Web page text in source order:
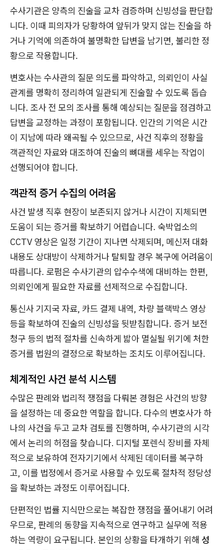
수사기관은 양측의 진술을 교차 검증하며 신빙성을 판단합
니다. 이때 피의자가 당황하여 앞뒤가 맞지 않는 진술을 하
거나 기억에 의존하여 불명확한 답변을 남기면, 불리한 정
황으로 작용합니다.
변호사는 수사관의 질문 의도를 파악하고, 의뢰인이 사실
관계를 명확히 정리하여 일관되게 진술할 수 있도록 돕습
니다. 조사 전 모의 조사를 통해 예상되는 질문을 점검하고
답변을 교정하는 과정이 포함됩니다. 인간의 기억은 시간
이 지남에 따라 왜곡될 수 있으므로, 사건 직후의 정황을
객관적인 자료와 대조하여 진술의 뼈대를 세우는 작업이
선행되어야 합니다.
객관적 증거 수집의 어려움
사건 발생 직후 현장이 보존되지 않거나 시간이 지체되면
도움이 되는 증거를 확보하기 어렵습니다. 숙박업소의
CCTV 영상은 일정 기간이 지나면 삭제되며, 메신저 대화
내용도 상대방이 삭제하거나 탈퇴할 경우 복구에 어려움이
따릅니다. 로펌은 수사기관의 압수수색에 대비하는 한편,
의뢰인에게 필요한 자료를 선제적으로 수집합니다.
통신사 기지국 자료, 카드 결제 내역, 차량 블랙박스 영상
등을 확보하여 진술의 신빙성을 뒷받침합니다. 증거 보전
청구 등의 법적 절차를 신속하게 밟아 멸실될 위기에 처한
증거를 법원의 결정으로 확보하는 조치도 이루어집니다.
체계적인 사건 분석 시스템
수많은 판례와 법리적 쟁점을 다뤄본 경험은 사건의 방향
을 설정하는 데 중요한 역할을 합니다. 다수의 변호사가 하
나의 사건을 두고 교차 검토를 진행하며, 수사기관의 시각
에서 논리의 허점을 찾습니다. 디지털 포렌식 장비를 자체
적으로 보유하여 전자기기에서 삭제된 데이터를 복구하
고, 이를 법정에서 증거로 사용할 수 있도록 절차적 정당성
을 확보하는 과정도 이루어집니다.
단편적인 법률 지식만으로는 복잡한 쟁점을 풀어내기 어려
우므로, 판례의 동향을 지속적으로 연구하고 실무에 적용
하는 역량이 요구됩니다. 본인의 상황을 타개하기 위해 성